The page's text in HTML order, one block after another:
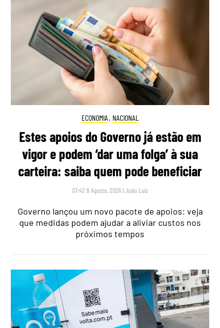
ECONOMIA , NACIONAL
Estes apoios do Governo já estão em
vigor e podem ‘dar uma folga’ à sua
carteira: saiba quem pode beneficiar
07:42 8 Agosto, 2026 |João Luís
Governo lançou um novo pacote de apoios: veja
que medidas podem ajudar a aliviar custos nos
próximos tempos